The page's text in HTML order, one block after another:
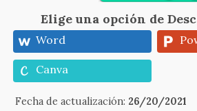
Elige una opción de
Word
Canva
Fecha de actualización: 26/20/2021